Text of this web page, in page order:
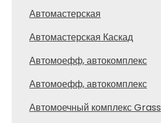
Автомастерская
Автомастерская Каскад
Автомоефф, автокомплекс
Автомоефф, автокомплекс
Автомоечный комплекс Grass